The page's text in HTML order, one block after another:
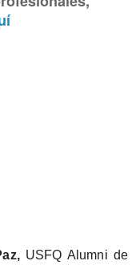
USFQ Alumni de